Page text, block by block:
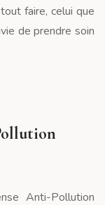
faire, celui que
de prendre soin
Anti-Pollution